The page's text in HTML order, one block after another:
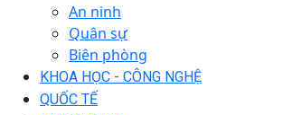
An ninh
Quân sự
Biên phòng
KHOA HỌC - CÔNG NGHỆ
QUỐC TẾ